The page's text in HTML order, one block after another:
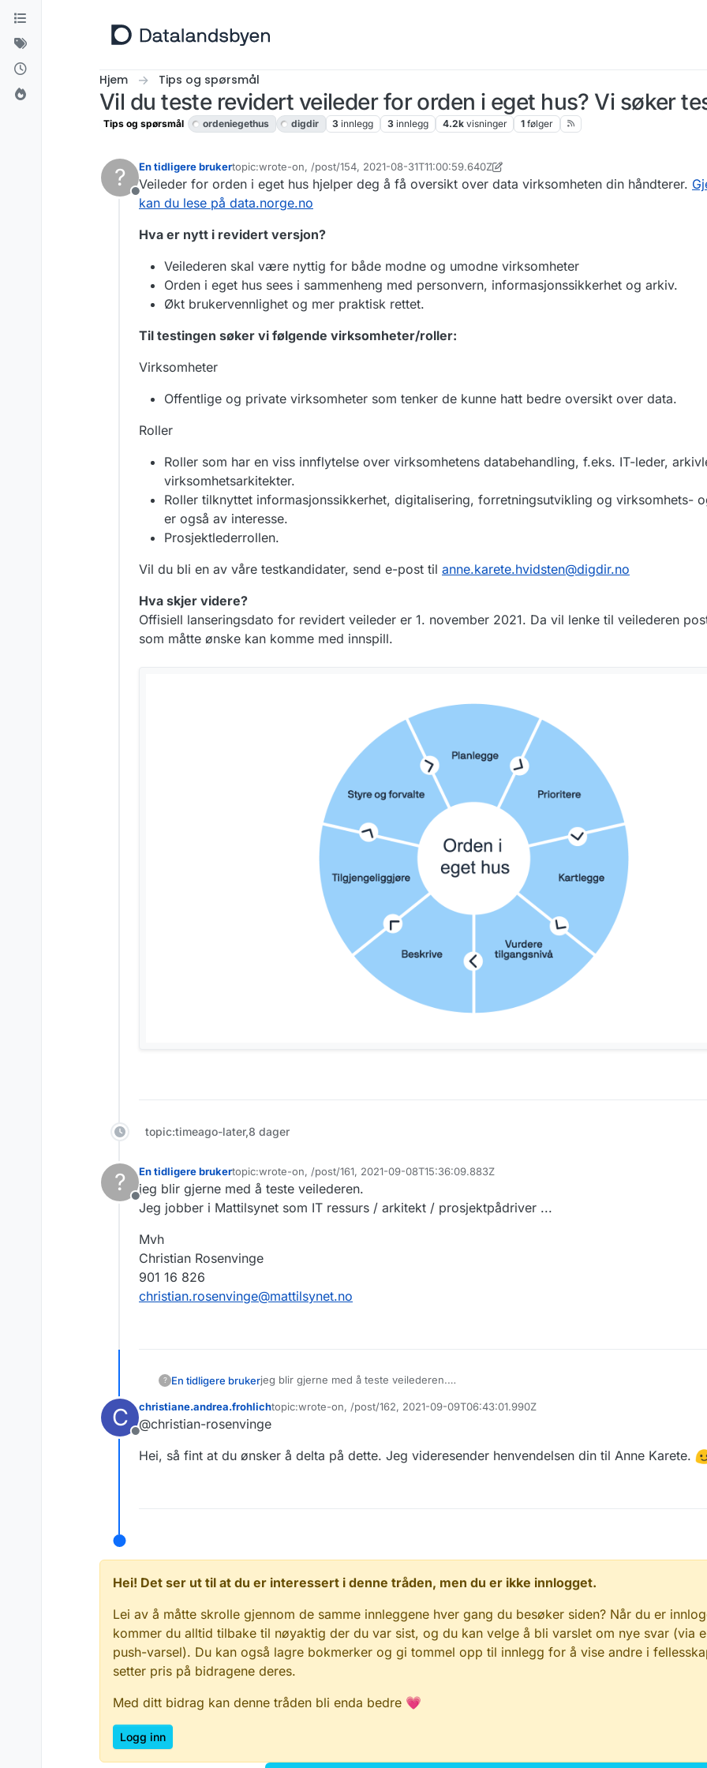
Hopp til innhold
Hjem Tips og spørsmål
Vil du teste revidert veileder for orden i eget hus? Vi søker
Tips og spørsmål ordeniegethus digdir 3 innlegg 3 innlegg 4.2k visninger 1 følger
?
Frakoblet
En tidligere brukertopic:wrote-on, /post/154, 2021-08-31T11:00:59.640Z
Sist endret av christiane.andrea.frohlich
Veileder for orden i eget hus hjelper deg å få oversikt over data virksomheten din håndterer.
kan du lese på data.norge.no
Hva er nytt i revidert versjon?
Veilederen skal være nyttig for både modne og umodne virksomheter
Orden i eget hus sees i sammenheng med personvern, informasjonssikkerhet og arkiv.
Økt brukervennlighet og mer praktisk rettet.
Til testingen søker vi følgende virksomheter/roller:
Virksomheter
Offentlige og private virksomheter som tenker de kunne hatt bedre oversikt over data.
Roller
Roller som har en viss innflytelse over virksomhetens databehandling, f.eks. IT-leder,
virksomhetsarkitekter.
Roller tilknyttet informasjonssikkerhet, digitalisering, forretningsutvikling og virksomhets-
er også av interesse.
Prosjektlederrollen.
Vil du bli en av våre testkandidater, send e-post til anne.karete.hvidsten@digdir.no
Hva skjer videre?
Offisiell lanseringsdato for revidert veileder er 1. november 2021. Da vil lenke til veilederen
som måtte ønske kan komme med innspill.
topic:timeago-later,8 dager
?
Frakoblet
En tidligere brukertopic:wrote-on, /post/161, 2021-09-08T15:36:09.883Z
Sist endret av
jeg blir gjerne med å teste veilederen.
Jeg jobber i Mattilsynet som IT ressurs / arkitekt / prosjektpådriver ...
Mvh
Christian Rosenvinge
901 16 826
christian.rosenvinge@mattilsynet.no
? En tidligere brukerjeg blir gjerne med å teste veilederen.
Mvh
Christian Rosenvinge
christian.rosenvinge@mattilsynet.no
C
Frakoblet
christiane.andrea.frohlichtopic:wrote-on, /post/162, 2021-09-09T06:43:01.990Z
Sist endret av
@christian-rosenvinge
Hei, så fint at du ønsker å delta på dette. Jeg videresender henvendelsen din til Anne Karete.
Hei! Det ser ut til at du er interessert i denne tråden, men du er ikke innlogget.
Lei av å måtte skrolle gjennom de samme innleggene hver gang du besøker siden? Når du er
kommer du alltid tilbake til nøyaktig der du var sist, og du kan velge å bli varslet om nye svar (via
push-varsel). Du kan også lagre bokmerker og gi tommel opp til innlegg for å vise andre i
setter pris på bidragene deres.
Med ditt bidrag kan denne tråden bli enda bedre 💗
Logg inn